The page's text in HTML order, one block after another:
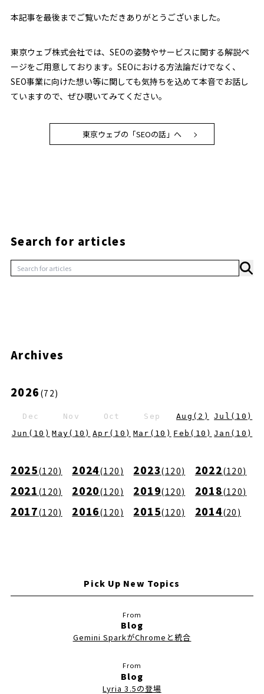
本記事を最後までご覧いただきありがとうございました。
東京ウェブ株式会社では、SEOの姿勢やサービスに関する解説ペ
ージをご用意しております。SEOにおける方法論だけでなく、
SEO事業に向けた想い等に関しても気持ちを込めて本音でお話し
ていますので、ぜひ覗いてみてください。
東京ウェブの「SEOの話」へ
Search for articles
Archives
2026 (72)
Dec Nov Oct Sep Aug ( 2 ) Jul ( 10 )
Jun ( 10 ) May ( 10 ) Apr ( 10 ) Mar ( 10 ) Feb ( 10 ) Jan ( 10 )
2025(120) 2024(120 ) 2023(120) 2022(120)
2021 (120) 2020(120 ) 2019(120) 2018(120)
2017(120) 2016(120 ) 2015(120) 2014(20 )
Pick Up New Topics
Blog
Gemini SparkがChromeと統合
Blog
Lyria 3.5の登場